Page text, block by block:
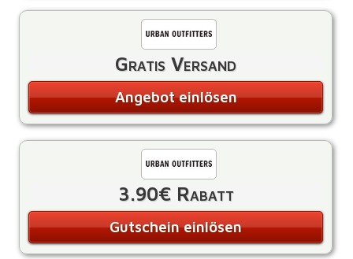
Gratis Versand
Angebot einlösen
3.90€ Rabatt
Gutschein einlösen